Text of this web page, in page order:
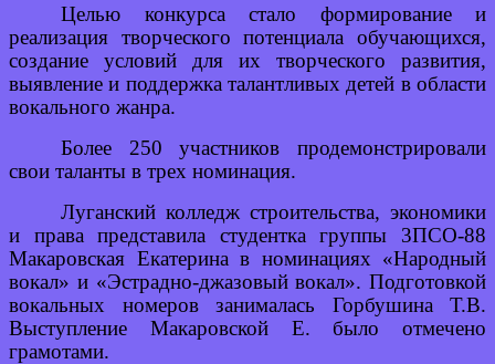
Целью конкурса стало формирование и
реализация творческого потенциала обучающихся,
создание условий для их творческого развития,
выявление и поддержка талантливых детей в области
вокального жанра.
Более 250 участников продемонстрировали
свои таланты в трех номинация.
Луганский колледж строительства, экономики
и права представила студентка группы 3ПСО-88
Макаровская Екатерина в номинациях «Народный
вокал» и «Эстрадно-джазовый вокал». Подготовкой
вокальных номеров занималась Горбушина Т.В.
Выступление Макаровской Е. было отмечено
грамотами.